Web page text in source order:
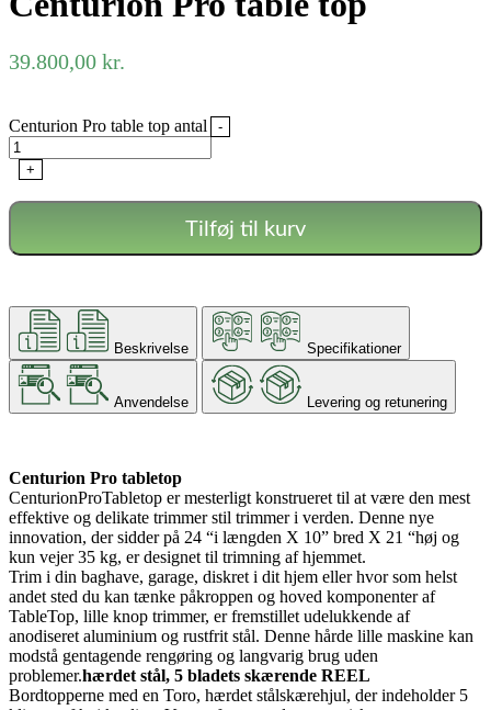
39.800,00 kr.
Centurion Pro table top antal -
+
Tilføj til kurv
Beskrivelse Specifikationer
Anvendelse Levering og retunering
Centurion Pro tabletop
CenturionProTabletop er mesterligt konstrueret til at være den mest
effektive og delikate trimmer stil trimmer i verden. Denne nye
innovation, der sidder på 24 “i længden X 10” bred X 21 “høj og
kun vejer 35 kg, er designet til trimning af hjemmet.
Trim i din baghave, garage, diskret i dit hjem eller hvor som helst
andet sted du kan tænke påkroppen og hoved komponenter af
TableTop, lille knop trimmer, er fremstillet udelukkende af
anodiseret aluminium og rustfrit stål. Denne hårde lille maskine kan
modstå gentagende rengøring og langvarig brug uden
problemer.hærdet stål, 5 bladets skærende REEL
Bordtopperne med en Toro, hærdet stålskærehjul, der indeholder 5